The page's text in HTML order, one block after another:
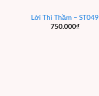
Lời Thì Thầm – ST049
750.000₫